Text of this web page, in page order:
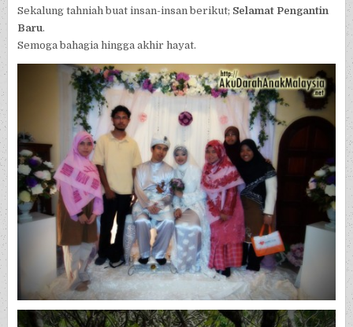
Sekalung tahniah buat insan-insan berikut; Selamat Pengantin
Baru.
Semoga bahagia hingga akhir hayat.